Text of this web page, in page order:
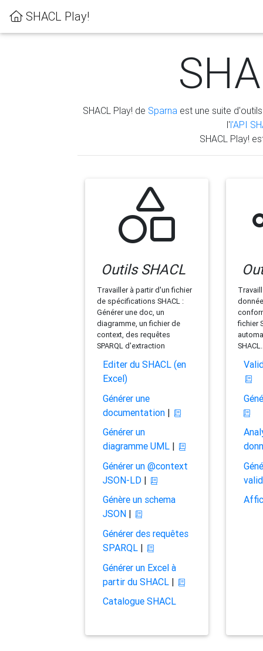
SHACL Play!
SHACL Play! de Sparna est une suite
l'l'API
SHACL Play!
Outils SHACL
Travailler à partir d'un fichier
de spécifications SHACL :
Générer une doc, un
diagramme, un fichier de
context, des requêtes
SPARQL d'extraction
Editer du SHACL (en
Excel)
Générer une
documentation|
Générer un
diagramme UML|
Générer un @context
JSON-LD|
Génère un schema
JSON|
Générer des requêtes
SPARQL|
Générer un Excel à
partir du SHACL|
Catalogue SHACL
fichier
SHACL.